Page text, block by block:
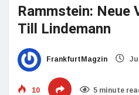
Rammstein: Neue
Till Lindemann
FrankfurtMagzin
10 5 minute